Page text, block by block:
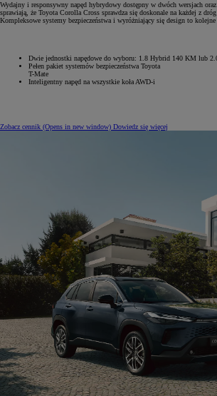
Wydajny i responsywny napęd hybrydowy dostępny w dwóch wersjach
sprawiają, że Toyota Corolla Cross sprawdza się doskonale na każdej z
Kompleksowe systemy bezpieczeństwa i wyróżniający się design to kolejne
Dwie jednostki napędowe do wyboru: 1.8 Hybrid 140 KM lub
Pełen pakiet systemów bezpieczeństwa Toyota
T-Mate
Inteligentny napęd na wszystkie koła AWD-i
Zobacz cennik (Opens in new window) Dowiedz się więcej